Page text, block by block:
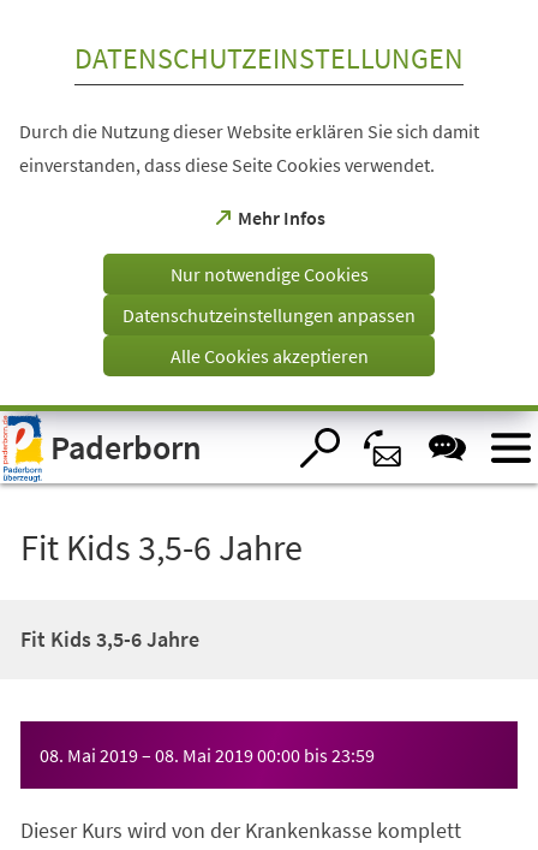
Visuelle
Assistenzsoftware
öffnen.
DATENSCHUTZEINSTELLUNGEN
Durch die Nutzung dieser Website erklären Sie sich damit
einverstanden, dass diese Seite Cookies verwendet.
Mehr Infos
(Öffnet
einem
Tab)
Nur notwendige Cookies
Datenschutzeinstellungen anpassen
Alle Cookies akzeptieren
Paderborn
Fit Kids 3,5-6 Jahre
Fit Kids 3,5-6 Jahre
08. Mai 2019– 08. Mai 201900:00 bis23:59
Dieser Kurs wird von der Krankenkasse komplett